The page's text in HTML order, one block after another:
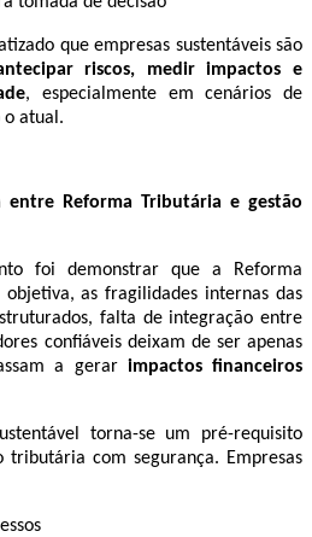
que empresas sustentáveis são
riscos, medir impactos e
, especialmente em cenários de
o atual.
Reforma Tributária e gestão
foi demonstrar que a Reforma
as fragilidades internas das
falta de integração entre
confiáveis deixam de ser apenas
a gerar impactos financeiros
torna-se um pré-requisito
tributária com segurança. Empresas